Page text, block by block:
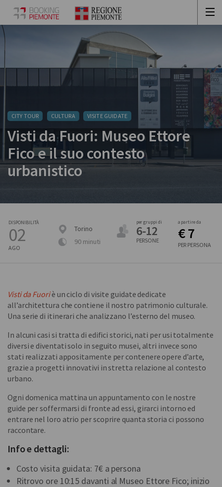
CITY TOUR CULTURA VISITE GUIDATE
Visti da Fuori: Museo Ettore
Fico e il suo contesto
urbanistico
DISPONIBILITÀ
02
AGO
Torino
90 minuti
per gruppi di
6-12
PERSONE
a partire da
€ 7
PER PERSONA
Visti da Fuoriè un ciclo di visite guidate dedicate
all’architettura che contiene il nostro patrimonio culturale.
Una serie di itinerari che analizzano l’esterno del museo.
In alcuni casi si tratta di edifici storici, nati per usi totalmente
diversi e diventati solo in seguito musei, altri invece sono
stati realizzati appositamente per contenere opere d’arte,
grazie a progetti innovativi in stretta relazione al contesto
urbano.
Ogni domenica mattina un appuntamento con le nostre
guide per soffermarsi di fronte ad essi, girarci intorno ed
entrare nel loro atrio per scoprire quanta storia ci possono
raccontare.
Info e dettagli:
Costo visita guidata: 7€ a persona
Ritrovo ore 10:15 davanti al Museo Ettore Fico; inizio